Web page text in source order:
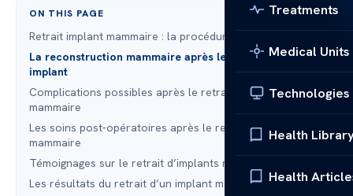
Treatments
Medical Units
Technologies
Health
Health
ON THIS PAGE
Retrait implant mammaire : la procédure
La reconstruction mammaire après le retrait d’un
implant
Complications possibles après le retrait d’un implant
mammaire
Les soins post-opératoires après le retrait d’un implant
mammaire
Témoignages sur le retrait d’implants mammaires
Les résultats du retrait d’un implant mammaire